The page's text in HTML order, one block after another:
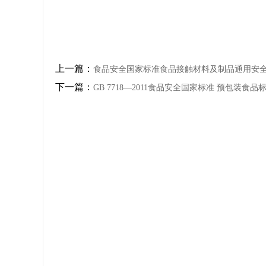
上一篇： 食品安全国家标准食品接触材料及制品通用安
下一篇： GB 7718—2011食品安全国家标准 预包装食品